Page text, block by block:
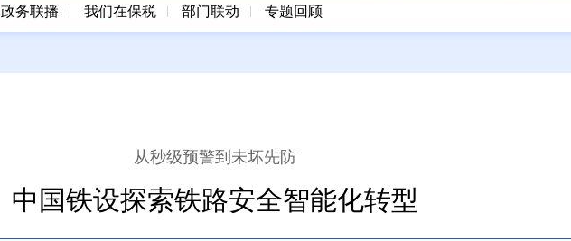
政务联播 我们在保税 部门联动 专题回顾
从秒级预警到未坏先防
中国铁设探索铁路安全智能化转型